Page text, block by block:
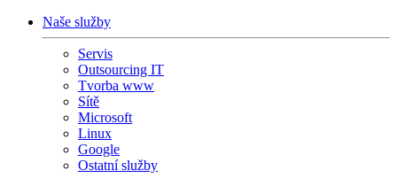
Naše služby
Servis
Outsourcing IT
Tvorba www
Sítě
Microsoft
Linux
Google
Ostatní služby